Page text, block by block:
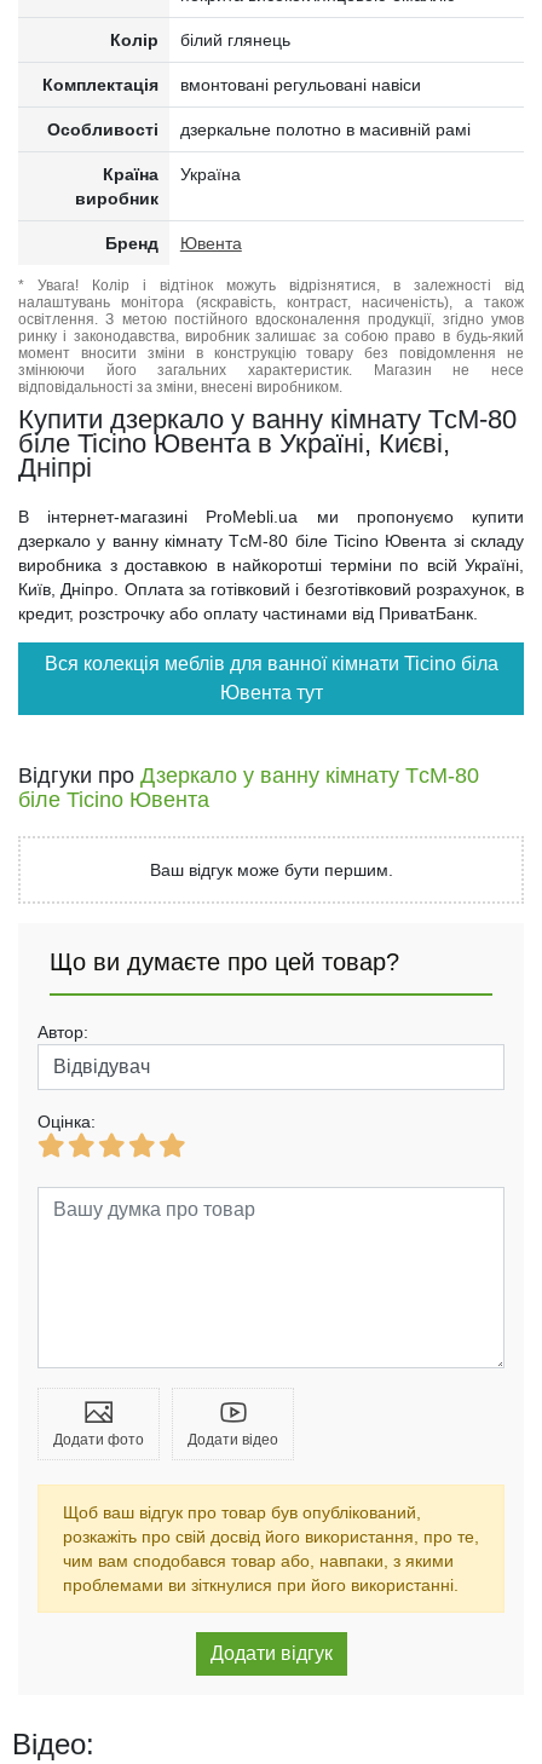
Колір білий глянець
Комплектація вмонтовані регульовані навіси
Особливості дзеркальне полотно в масивній рамі
Країна
виробник
Україна
Бренд Ювента
* Увага! Колір і відтінок можуть відрізнятися, в залежності від
налаштувань монітора (яскравість, контраст, насиченість), а також
освітлення. З метою постійного вдосконалення продукції, згідно умов
ринку і законодавства, виробник залишає за собою право в будь-який
момент вносити зміни в конструкцію товару без повідомлення не
змінюючи його загальних характеристик. Магазин не несе
відповідальності за зміни, внесені виробником.
Купити дзеркало у ванну кімнату TсM-80
біле Ticino Ювента в Україні, Києві,
Дніпрі
В інтернет-магазині ProMebli.ua ми пропонуємо купити
дзеркало у ванну кімнату TсM-80 біле Ticino Ювента зі складу
виробника з доставкою в найкоротші терміни по всій Україні,
Київ, Дніпро. Оплата за готівковий і безготівковий розрахунок, в
кредит, розстрочку або оплату частинами від ПриватБанк.
Вся колекція меблів для ванної кімнати Ticino біла
Ювента тут
Відгуки про Дзеркало у ванну кімнату TсM-80
біле Ticino Ювента
Ваш відгук може бути першим.
Що ви думаєте про цей товар?
Автор:
Оцінка:
Додати фото Додати відео
Щоб ваш відгук про товар був опублікований,
розкажіть про свій досвід його використання, про те,
чим вам сподобався товар або, навпаки, з якими
проблемами ви зіткнулися при його використанні.
Відео: